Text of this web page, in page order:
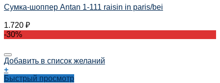
Сумка-шоппер Antan 1-111 raisin in paris/bei
1.720 ₽
-30%
Добавить в список желаний
+
Быстрый просмотр